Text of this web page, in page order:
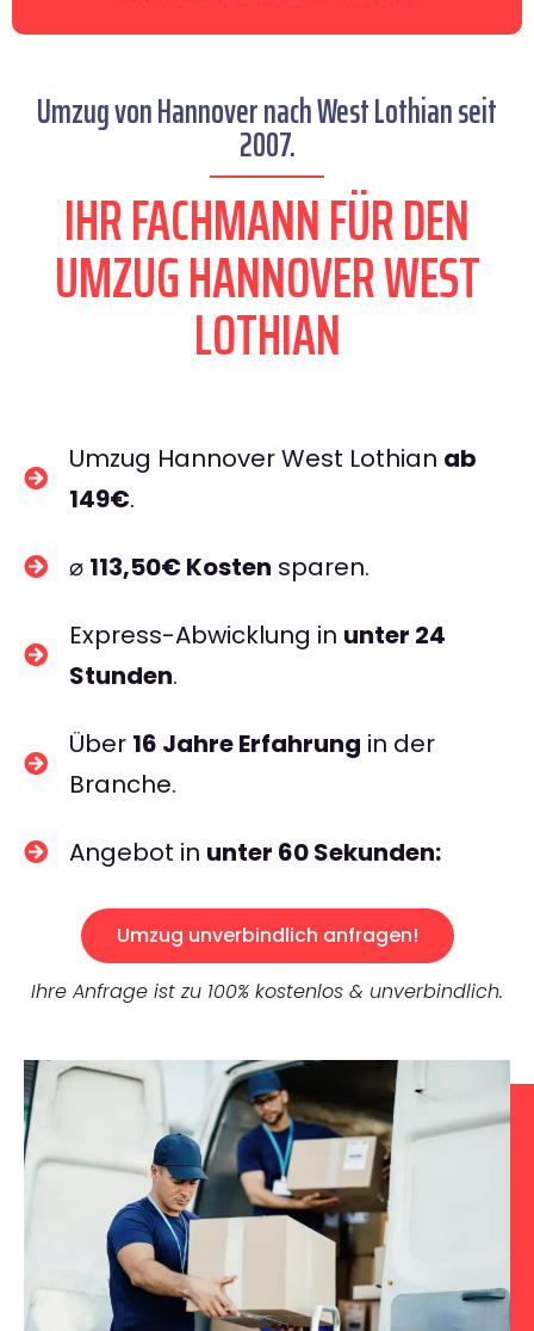
Umzug von Hannover nach West Lothian seit
2007.
IHR FACHMANN FÜR DEN
UMZUG HANNOVER WEST
LOTHIAN
Umzug Hannover West Lothian ab
149€.
⌀ 113,50€ Kosten sparen.
Express-Abwicklung in unter 24
Stunden.
Über 16 Jahre Erfahrung in der
Branche.
Angebot in unter 60 Sekunden:
Umzug unverbindlich anfragen!
Ihre Anfrage ist zu 100% kostenlos & unverbindlich.